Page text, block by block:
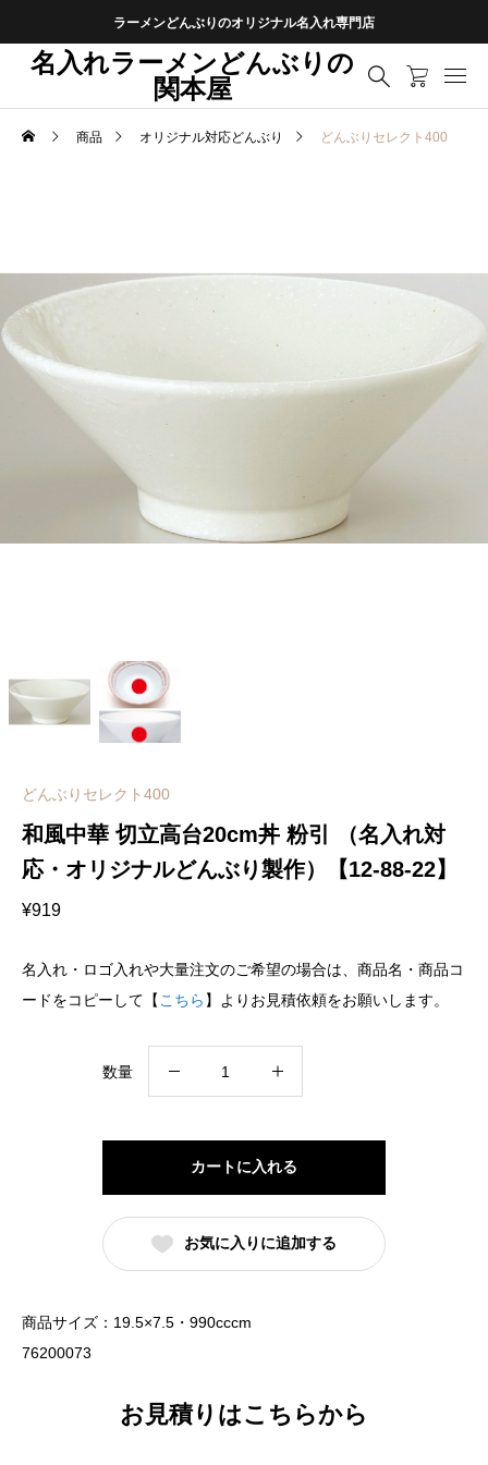
ラーメンどんぶりのオリジナル名入れ専門店
名入れラーメンどんぶりの
関本屋
商品 オリジナル対応どんぶり どんぶりセレクト400
どんぶりセレクト400
和風中華 切立高台20cm丼 粉引 （名入れ対
応・オリジナルどんぶり製作）【12-88-22】
¥919
名入れ・ロゴ入れや大量注文のご希望の場合は、商品名・商品コ
ードをコピーして【 こちら 】よりお見積依頼をお願いします。
数量
立
高
台
（名
カートに入れる
お気に入りに追加する
商品サイズ：19.5×7.5・990cccm
76200073
お見積りはこちらから